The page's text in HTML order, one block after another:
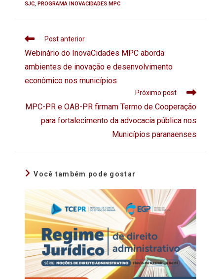
SJC, PROGRAMA INOVACIDADES MPC
Post anterior
Webinário do InovaCidades MPC aborda
ambientes de inovação e desenvolvimento
econômico nos municípios
Próximo post
MPC-PR e OAB-PR firmam Termo de Cooperação
para fortalecimento da advocacia pública nos
Municípios paranaenses
Você também pode gostar